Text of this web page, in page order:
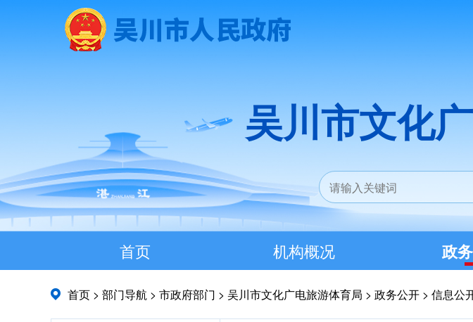
吴川市文化
首页 机构概况 政
首页 > 部门导航 > 市政府部门 > 吴川市文化广电旅游体育局 > 政务公开 > 信息公